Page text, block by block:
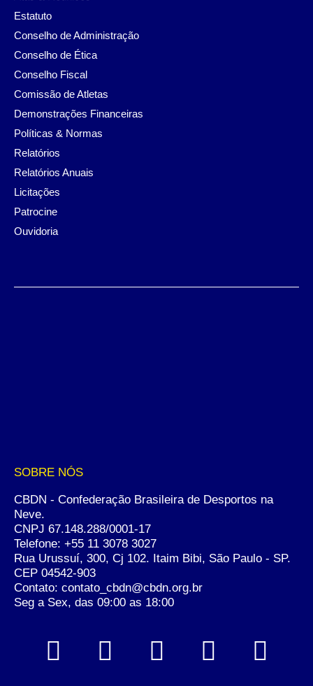
Estatuto
Conselho de Administração
Conselho de Ética
Conselho Fiscal
Comissão de Atletas
Demonstrações Financeiras
Políticas & Normas
Relatórios
Relatórios Anuais
Licitações
Patrocine
Ouvidoria
SOBRE NÓS
CBDN - Confederação Brasileira de Desportos na
Neve.
CNPJ 67.148.288/0001-17
Telefone: +55 11 3078 3027
Rua Urussuí, 300, Cj 102. Itaim Bibi, São Paulo - SP.
CEP 04542-903
Contato: contato_cbdn@cbdn.org.br
Seg a Sex, das 09:00 as 18:00